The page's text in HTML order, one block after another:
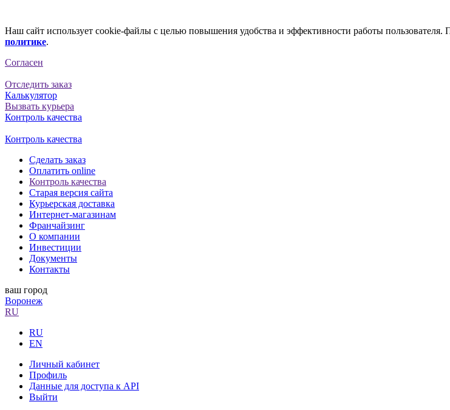
Наш сайт использует cookie-файлы с целью повышения удобства и эффективности работы пользователя.
политике.
Согласен
Отследить заказ
Калькулятор
Вызвать курьера
Контроль качества
Контроль качества
Сделать заказ
Оплатить online
Контроль качества
Старая версия сайта
Курьерская доставка
Интернет-магазинам
Франчайзинг
О компании
Инвестиции
Документы
Контакты
ваш город
Воронеж
RU
RU
EN
Личный кабинет
Профиль
Данные для доступа к API
Выйти